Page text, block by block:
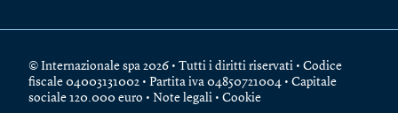
© Internazionale spa 2026 • Tutti i diritti riservati • Codice
fiscale 04003131002 • Partita iva 04850721004 • Capitale
sociale 120.000 euro • Note legali • Cookie